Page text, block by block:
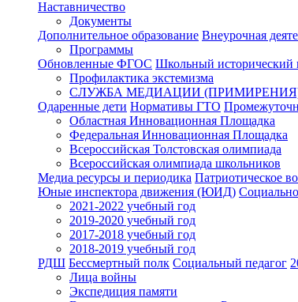
Наставничество
Документы
Дополнительное образование Внеурочная
Программы
Обновленные ФГОС Школьный исторический
Профилактика экстемизма
СЛУЖБА МЕДИАЦИИ
Одаренные дети Нормативы ГТО
Областная Инновационная Площадка
Федеральная Инновационная Площадка
Всероссийская Толстовская олимпиада
Всероссийская олимпиада школьников
Медиа ресурсы и периодика Патриотическое
Юные инспектора движения (ЮИД)
2021-2022 учебный год
2019-2020 учебный год
2017-2018 учебный год
2018-2019 учебный год
РДШ Бессмертный полк Социальный педагог
Лица войны
Экспедиция памяти